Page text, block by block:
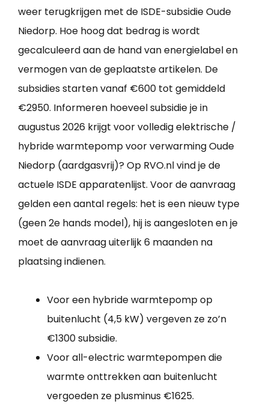
weer terugkrijgen met de ISDE-subsidie Oude
Niedorp. Hoe hoog dat bedrag is wordt
gecalculeerd aan de hand van energielabel en
vermogen van de geplaatste artikelen. De
subsidies starten vanaf €600 tot gemiddeld
€2950. Informeren hoeveel subsidie je in
augustus 2026 krijgt voor volledig elektrische /
hybride warmtepomp voor verwarming Oude
Niedorp (aardgasvrij)? Op RVO.nl vind je de
actuele ISDE apparatenlijst. Voor de aanvraag
gelden een aantal regels: het is een nieuw type
(geen 2e hands model), hij is aangesloten en je
moet de aanvraag uiterlijk 6 maanden na
plaatsing indienen.
Voor een hybride warmtepomp op
buitenlucht (4,5 kW) vergeven ze zo’n
€1300 subsidie.
Voor all-electric warmtepompen die
warmte onttrekken aan buitenlucht
vergoeden ze plusminus €1625.